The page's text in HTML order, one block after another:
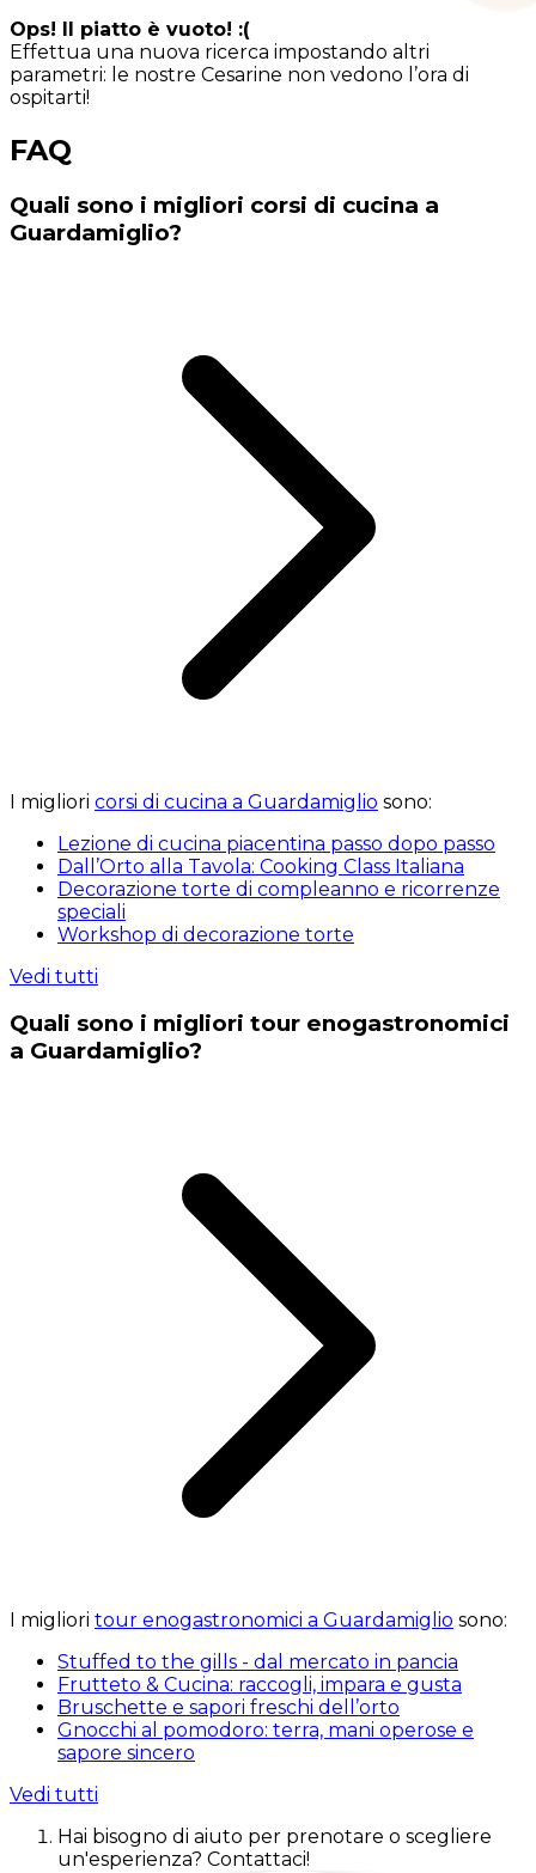
Ops! Il piatto è vuoto! :(
Effettua una nuova ricerca impostando altri
parametri: le nostre Cesarine non vedono l’ora di
ospitarti!
FAQ
Quali sono i migliori corsi di cucina a
Guardamiglio?
I migliori corsi di cucina a Guardamiglio sono:
Lezione di cucina piacentina passo dopo passo
Dall’Orto alla Tavola: Cooking Class Italiana
Decorazione torte di compleanno e ricorrenze
speciali
Workshop di decorazione torte
Vedi tutti
Quali sono i migliori tour enogastronomici
a Guardamiglio?
I migliori tour enogastronomici a Guardamiglio sono:
Stuffed to the gills - dal mercato in pancia
Frutteto & Cucina: raccogli, impara e gusta
Bruschette e sapori freschi dell’orto
Gnocchi al pomodoro: terra, mani operose e
sapore sincero
Vedi tutti
Hai bisogno di aiuto per prenotare o scegliere
un'esperienza? Contattaci!